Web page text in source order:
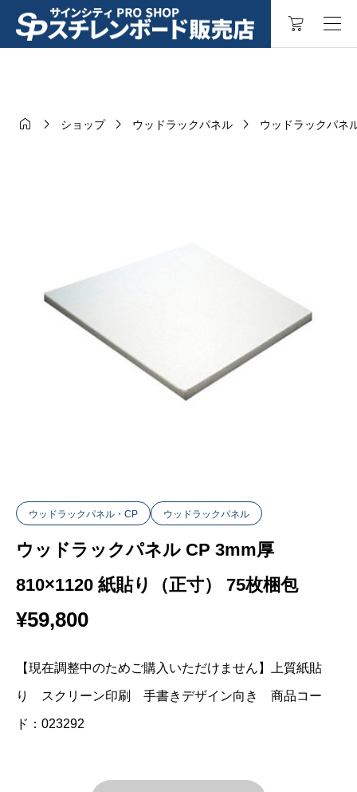
  ショップ  ウッドラックパネル  ウッドラックパネ
ウッドラックパネル・CP ウッドラックパネル
ウッドラックパネル CP 3mm厚
810×1120 紙貼り（正寸） 75枚梱包
¥59,800
【現在調整中のためご購入いただけません】上質紙貼
り スクリーン印刷 手書きデザイン向き 商品コー
ド：023292